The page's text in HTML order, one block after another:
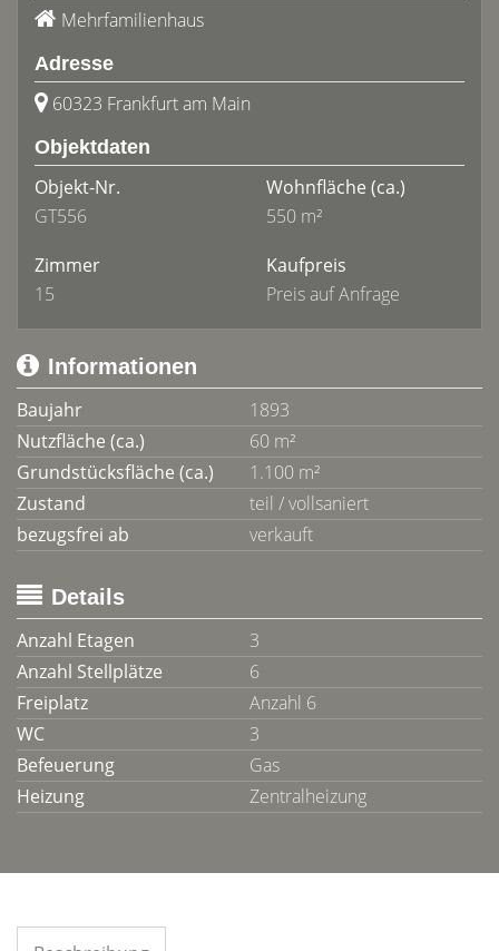
Mehrfamilienhaus
Adresse
60323 Frankfurt am Main
Objektdaten
Objekt-Nr.
GT556
Wohnfläche (ca.)
550 m²
Zimmer
15
Kaufpreis
Preis auf Anfrage
Informationen
Baujahr
1893
Nutzfläche (ca.)
60 m²
Grundstücksfläche (ca.)
1.100 m²
Zustand
teil / vollsaniert
bezugsfrei ab
verkauft
Details
Anzahl Etagen
3
Anzahl Stellplätze
6
Freiplatz
Anzahl 6
WC
3
Befeuerung
Gas
Heizung
Zentralheizung